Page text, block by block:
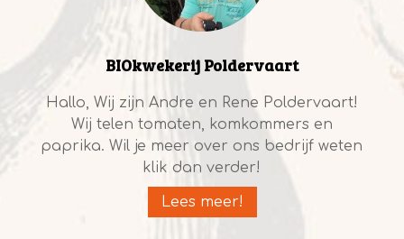
BIOkwekerij Poldervaart
Hallo, Wij zijn Andre en Rene Poldervaart!
Wij telen tomaten, komkommers en
paprika. Wil je meer over ons bedrijf weten
klik dan verder!
Lees meer!